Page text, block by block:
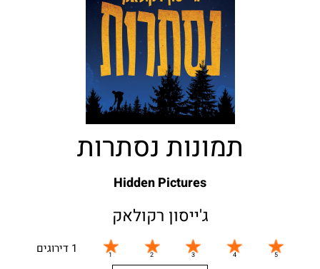
תמונות נסתרות
Hidden Pictures
ג'ייסון רקולאק
1 דירוגים